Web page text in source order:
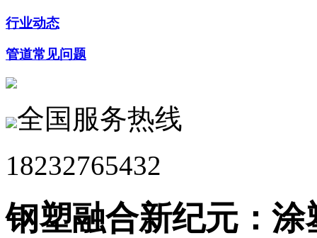
行业动态
管道常见问题
全国服务热线
18232765432
钢塑融合新纪元：